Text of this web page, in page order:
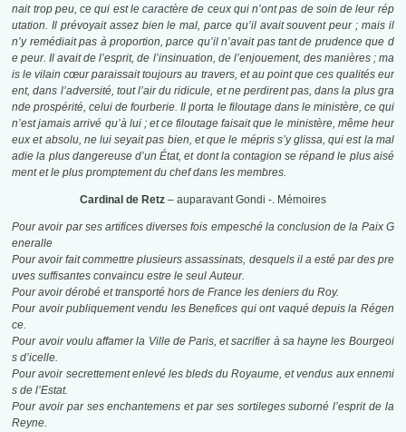
nait trop peu, ce qui est le caractère de ceux qui n’ont pas de soin de leur rép
utation. Il prévoyait assez bien le mal, parce qu’il avait souvent peur ; mais il
n’y remédiait pas à proportion, parce qu’il n’avait pas tant de prudence que d
e peur. Il avait de l’esprit, de l’insinuation, de l’enjouement, des manières ; ma
is le vilain cœur paraissait toujours au travers, et au point que ces qualités eur
ent, dans l’adversité, tout l’air du ridicule, et ne perdirent pas, dans la plus gra
nde prospérité, celui de fourberie. Il porta le filoutage dans le ministère, ce qui
n’est jamais arrivé qu’à lui ; et ce filoutage faisait que le ministère, même heur
eux et absolu, ne lui seyait pas bien, et que le mépris s’y glissa, qui est la mal
adie la plus dangereuse d’un État, et dont la contagion se répand le plus aisé
ment et le plus promptement du chef dans les membres.
Cardinal de Retz – auparavant Gondi -. Mémoires
Pour avoir par ses artifices diverses fois empesché la conclusion de la Paix G
eneralle
Pour avoir fait commettre plusieurs assassinats, desquels il a esté par des pre
uves suffisantes convaincu estre le seul Auteur.
Pour avoir dérobé et transporté hors de France les deniers du Roy.
Pour avoir publiquement vendu les Benefices qui ont vaqué depuis la Régen
ce.
Pour avoir voulu affamer la Ville de Paris, et sacrifier à sa hayne les Bourgeoi
s d’icelle.
Pour avoir secrettement enlevé les bleds du Royaume, et vendus aux ennemi
s de l’Estat.
Pour avoir par ses enchantemens et par ses sortileges suborné l’esprit de la
Reyne.